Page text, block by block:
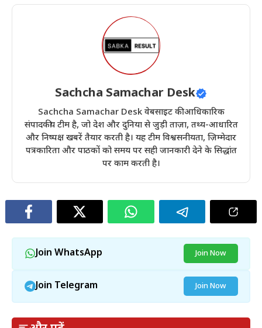
Sachcha Samachar Desk
Sachcha Samachar Desk वेबसाइट की आधिकारिक
संपादकीय टीम है, जो देश और दुनिया से जुड़ी ताज़ा, तथ्य-आधारित
और निष्पक्ष खबरें तैयार करती है। यह टीम विश्वसनीयता, ज़िम्मेदार
पत्रकारिता और पाठकों को समय पर सही जानकारी देने के सिद्धांत
पर काम करती है।
Join WhatsApp Join Now
Join Telegram Join Now